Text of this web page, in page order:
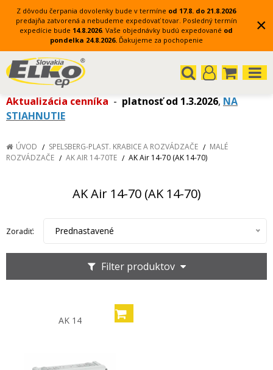
Z dôvodu čerpania dovolenky bude v termíne od 17.8. do 21.8.2026
predajňa zatvorená a nebudeme expedovať tovar. Posledný termín
expedície bude 14.8.2026. Vaše objednávky budú expedované od
pondelka 24.8.2026. Ďakujeme za pochopenie
×
Aktualizácia cenníka - platnosť od 1.3.2026, NA
STIAHNUTIE
ÚVOD SPELSBERG-PLAST. KRABICE A ROZVÁDZAČE
MALÉ
ROZVÁDZAČE
AK AIR 14-70TE AK Air 14-70 (AK 14-70)
AK Air 14-70 (AK 14-70)
Filter produktov
Zoradiť: Prednastavené
AK 14